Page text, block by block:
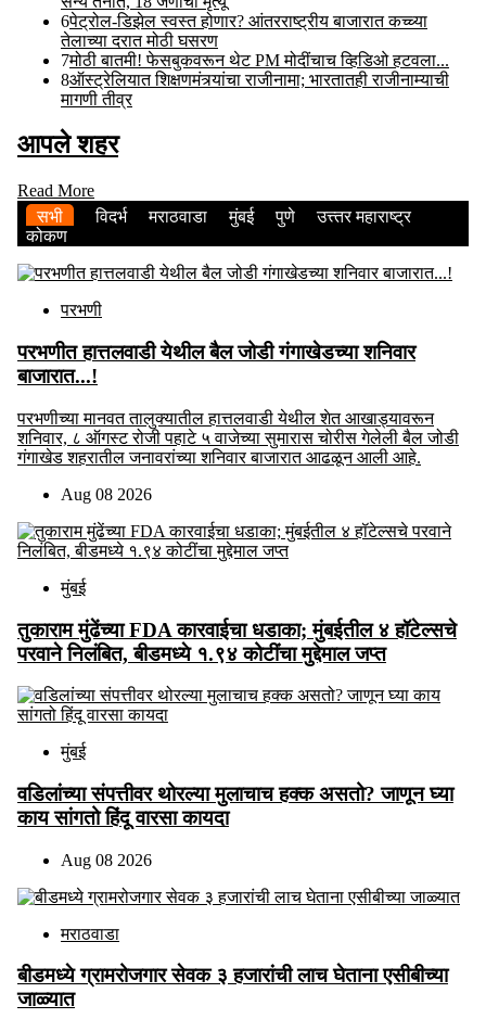
6पेट्रोल-डिझेल स्वस्त होणार? आंतरराष्ट्रीय बाजारात कच्च्या
तेलाच्या दरात मोठी घसरण
7मोठी बातमी! फेसबुकवरून थेट PM मोदींचाच व्हिडिओ हटवला...
8ऑस्ट्रेलियात शिक्षणमंत्र्यांचा राजीनामा; भारतातही राजीनाम्याची
मागणी तीव्र
आपले शहर
Read More
सभी
विदर्भ मराठवाडा मुंबई पुणे
उत्त्तर महाराष्ट्र
कोकण
परभणी
परभणीत हात्तलवाडी येथील बैल जोडी गंगाखेडच्या शनिवार
बाजारात...!
परभणीच्या मानवत तालुक्यातील हात्तलवाडी येथील शेत आखाड्यावरून
शनिवार, ८ ऑगस्ट रोजी पहाटे ५ वाजेच्या सुमारास चोरीस गेलेली बैल जोडी
गंगाखेड शहरातील जनावरांच्या शनिवार बाजारात आढळून आली आहे.
Aug 08 2026
मुंबई
तुकाराम मुंढेंच्या FDA कारवाईचा धडाका; मुंबईतील ४ हॉटेल्सचे
परवाने निलंबित, बीडमध्ये १.९४ कोटींचा मुद्देमाल जप्त
मुंबई
वडिलांच्या संपत्तीवर थोरल्या मुलाचाच हक्क असतो? जाणून घ्या
काय सांगतो हिंदू वारसा कायदा
Aug 08 2026
मराठवाडा
बीडमध्ये ग्रामरोजगार सेवक ३ हजारांची लाच घेताना एसीबीच्या
जाळ्यात